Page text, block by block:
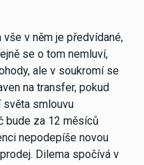
v něm je předvídané,
se o tom nemluví,
ale v soukromí se
na transfer, pokud
smlouvu
bude za 12 měsíců
nepodepíše novou
Dilema spočívá v